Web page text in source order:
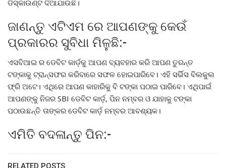
ଡିସ୍କାଉଣ୍ଟ ଦିଆଯାଉଛି।
ଜାଣନ୍ତୁ ଏଟିଏମ ରେ ଆପଣଙ୍କୁ କେଉଁ
ପ୍ରକାରର ସୁବିଧା ମିଳୁଛି:-
ଏସବିଆଇ ର ଡେବିଟ କାର୍ଡ଼କୁ ଆପଣ ବ୍ୟବହାର କରି ଆପଣ ତୁରନ୍ତ
ଟଙ୍କାକୁ ଟ୍ରାନ୍ସଫର କରିବାରେ ସଫଳ ହୋଇପାରିବେ। ଏହି ସର୍ଭିସ ବିଲକୁଲ
ଫ୍ରି ଅଟେ। ଏଥିରେ ଆପଣ କାହାରିକୁ ବି ଟଙ୍କା ପଠାଇ ପାରିବେ। ଏଥିପାଇଁ
ଆପଣଙ୍କୁ ନିଜର SBI ଡେବିଟ କାର୍ଡ଼, ପିନ ନମ୍ବର ଓ ଯାହାକୁ ଟଙ୍କା
ପଠାଉଛନ୍ତି ତାଙ୍କର ଡେବିଟ କାର୍ଡ଼ ନମ୍ବର ଆବଶ୍ୟକ।
ଏମିତି ବଦଳାନ୍ତୁ ପିନ:-
RELATED POSTS